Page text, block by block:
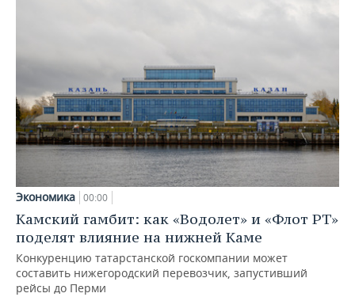
Экономика 00:00
Камский гамбит: как «Водолет» и «Флот РТ»
поделят влияние на нижней Каме
Конкуренцию татарстанской госкомпании может
составить нижегородский перевозчик, запустивший
рейсы до Перми